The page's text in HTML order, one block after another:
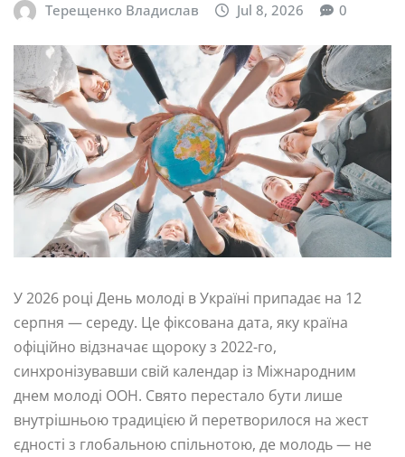
Терещенко Владислав Jul 8, 2026 0
У 2026 році День молоді в Україні припадає на 12
серпня — середу. Це фіксована дата, яку країна
офіційно відзначає щороку з 2022-го,
синхронізувавши свій календар із Міжнародним
днем молоді ООН. Свято перестало бути лише
внутрішньою традицією й перетворилося на жест
єдності з глобальною спільнотою, де молодь — не